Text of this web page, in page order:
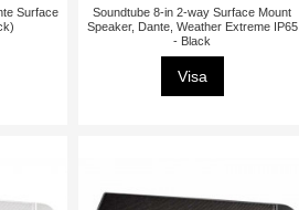
Surface
Soundtube 8-in 2-way Surface Mount
Speaker, Dante, Weather Extreme IP65
- Black
Visa